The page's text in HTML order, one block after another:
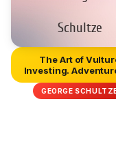
The Art of
Investing.
Distre...
GEORGE